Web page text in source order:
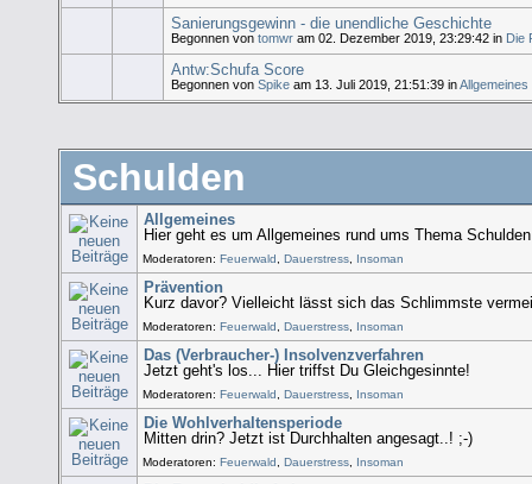
Sanierungsgewinn - die unendliche Geschichte
Begonnen vontomwr am 02. Dezember 2019, 23:29:42 in Die
Antw:Schufa Score
Begonnen vonSpike am 13. Juli 2019, 21:51:39 inAllgemeines
Schulden
Allgemeines
Hier geht es um Allgemeines rund ums Thema
Moderatoren:Feuerwald ,Dauerstress Insoman
Prävention
Kurz davor? Vielleicht lässt sich das Schlimmste
Moderatoren:Feuerwald ,Dauerstress Insoman
Das (Verbraucher-) Insolvenzverfahren
Jetzt geht's los... Hier triffst Du Gleichgesinnte!
Moderatoren:Feuerwald ,Dauerstress Insoman
Die Wohlverhaltensperiode
Mitten drin? Jetzt ist Durchhalten angesagt..! ;-)
Moderatoren:Feuerwald ,Dauerstress Insoman